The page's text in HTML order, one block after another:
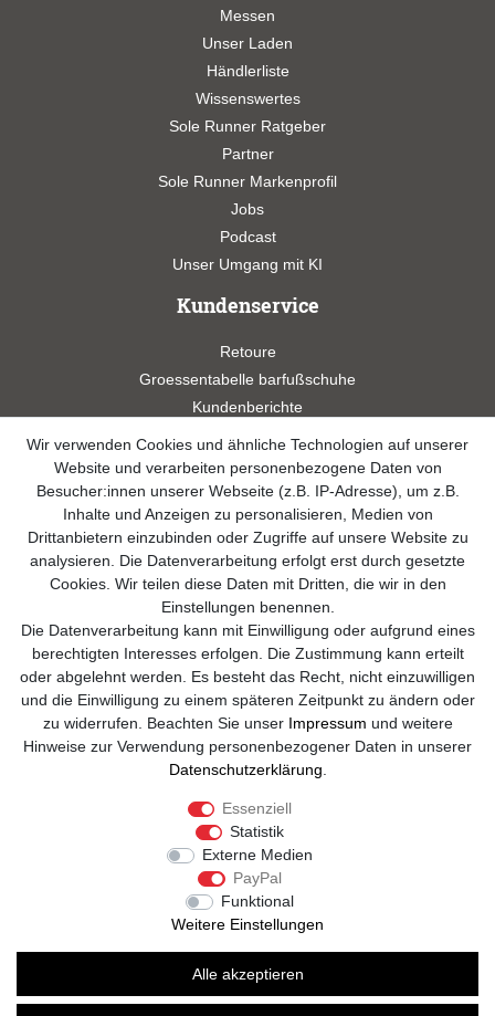
Messen
Unser Laden
Händlerliste
Wissenswertes
Sole Runner Ratgeber
Partner
Sole Runner Markenprofil
Jobs
Podcast
Unser Umgang mit KI
Kundenservice
Retoure
Groessentabelle barfußschuhe
Kundenberichte
Videos
Widerrufsformular
Kontakt
info@sole-runner.com
+49 (0)8807-244 98 89
Telefon Support Mo. - Fr. 08:00 - 18:00
Anrufe aus dem dt. Festnetz zum Ortstarif, Preise aus dem Mobilfunknetz
ggf. abweichend (abhängig vom Provider).
© Copyright 2026 | Alle Rechte vorbehalten. -
Wir verwenden Cookies und ähnliche Technologien auf unserer
Website und verarbeiten personenbezogene Daten von
Besucher:innen unserer Webseite (z.B. IP-Adresse), um z.B.
Inhalte und Anzeigen zu personalisieren, Medien von
Drittanbietern einzubinden oder Zugriffe auf unsere Website zu
analysieren. Die Datenverarbeitung erfolgt erst durch gesetzte
Cookies. Wir teilen diese Daten mit Dritten, die wir in den
Einstellungen benennen.
Die Datenverarbeitung kann mit Einwilligung oder aufgrund eines
berechtigten Interesses erfolgen. Die Zustimmung kann erteilt
oder abgelehnt werden. Es besteht das Recht, nicht einzuwilligen
und die Einwilligung zu einem späteren Zeitpunkt zu ändern oder
zu widerrufen. Beachten Sie unser Impressum und weitere
Hinweise zur Verwendung personenbezogener Daten in unserer
Daten­schutz­erklärung.
Essenziell
Statistik
Externe Medien
PayPal
Funktional
Weitere Einstellungen
Alle akzeptieren